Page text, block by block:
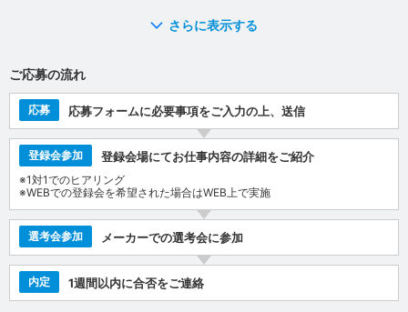
さらに表示する
ご応募の流れ
応募 応募フォームに必要事項をご入力の上、送信
登録会参加 登録会場にてお仕事内容の詳細をご紹介
※1対1でのヒアリング
※WEBでの登録会を希望された場合はWEB上で実施
選考会参加 メーカーでの選考会に参加
内定 1週間以内に合否をご連絡